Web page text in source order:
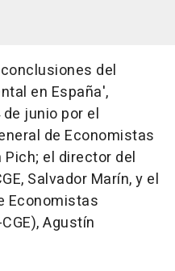
del
en España',
junio por el
de Economistas
Pich; el director del
Salvador Marín, y el
Economistas
Agustín